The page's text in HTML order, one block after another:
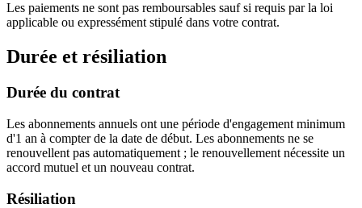
Les paiements ne sont pas remboursables sauf si requis par la loi
applicable ou expressément stipulé dans votre contrat.
Durée et résiliation
Durée du contrat
Les abonnements annuels ont une période d'engagement minimum
d'1 an à compter de la date de début. Les abonnements ne se
renouvellent pas automatiquement ; le renouvellement nécessite un
accord mutuel et un nouveau contrat.
Résiliation